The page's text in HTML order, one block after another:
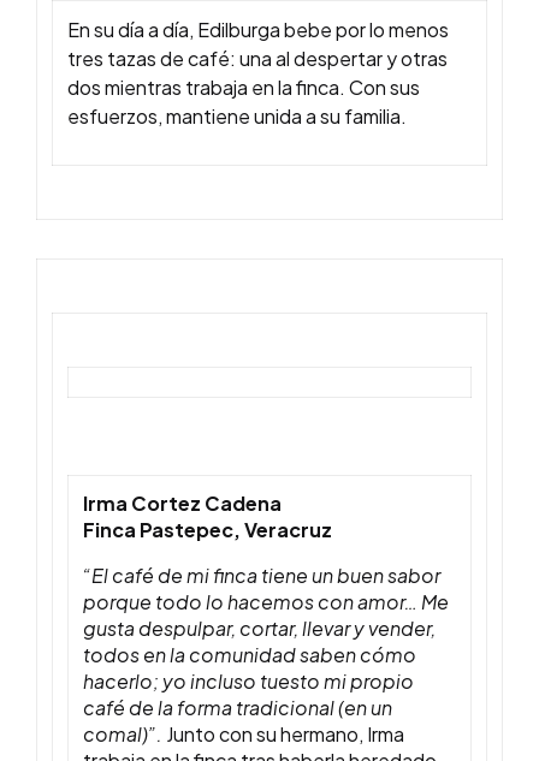
En su día a día, Edilburga bebe por lo menos
tres tazas de café: una al despertar y otras
dos mientras trabaja en la finca. Con sus
esfuerzos, mantiene unida a su familia.
Irma Cortez Cadena
Finca Pastepec, Veracruz
“El café de mi finca tiene un buen sabor
porque todo lo hacemos con amor… Me
gusta despulpar, cortar, llevar y vender,
todos en la comunidad saben cómo
hacerlo; yo incluso tuesto mi propio
café de la forma tradicional (en un
comal)”. Junto con su hermano, Irma